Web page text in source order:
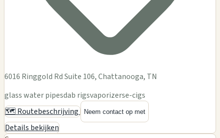
6016 Ringgold Rd Suite 106, Chattanooga, TN
glass water pipesdab rigsvaporizerse-cigs
🗺️ Routebeschrijving Neem contact op met
Details bekijken